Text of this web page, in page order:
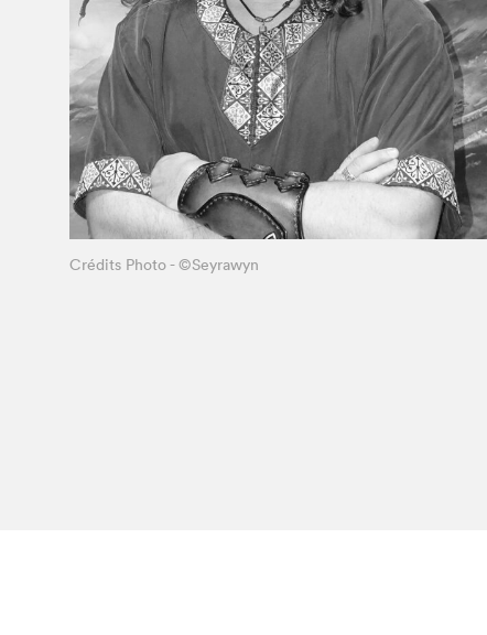
À propos du Salon
Liste des exposant·e·s
Liste des auteur·rice·s
Crédits Photo - ©Seyrawyn